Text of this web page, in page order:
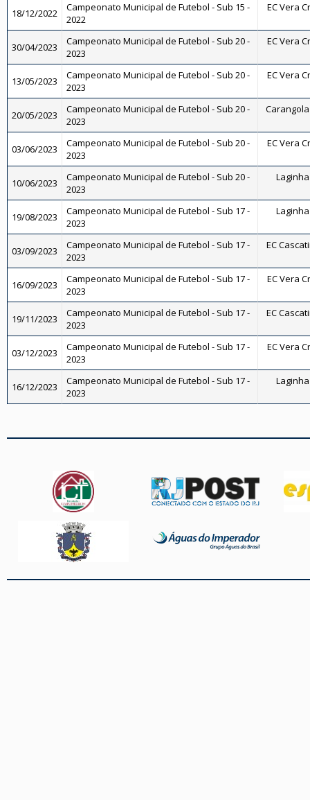
18/12/2022
Campeonato Municipal de Futebol - Sub 15 -
2022
EC Vera
30/04/2023
Campeonato Municipal de Futebol - Sub 20 -
2023
EC Vera
13/05/2023
Campeonato Municipal de Futebol - Sub 20 -
2023
EC Vera
20/05/2023
Campeonato Municipal de Futebol - Sub 20 -
2023
Carangola
03/06/2023
Campeonato Municipal de Futebol - Sub 20 -
2023
EC Vera
10/06/2023
Campeonato Municipal de Futebol - Sub 20 -
2023
Laginha
19/08/2023
Campeonato Municipal de Futebol - Sub 17 -
2023
Laginha
03/09/2023
Campeonato Municipal de Futebol - Sub 17 -
2023
EC
16/09/2023
Campeonato Municipal de Futebol - Sub 17 -
2023
EC Vera
19/11/2023
Campeonato Municipal de Futebol - Sub 17 -
2023
EC
03/12/2023
Campeonato Municipal de Futebol - Sub 17 -
2023
EC Vera
16/12/2023
Campeonato Municipal de Futebol - Sub 17 -
2023
Laginha